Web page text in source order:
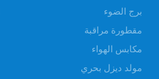
برج الضوء
مقطورة مراقبة
مكابس الهواء
مولد ديزل بحري